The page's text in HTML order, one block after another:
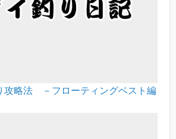
攻略法 －フローティングベスト編